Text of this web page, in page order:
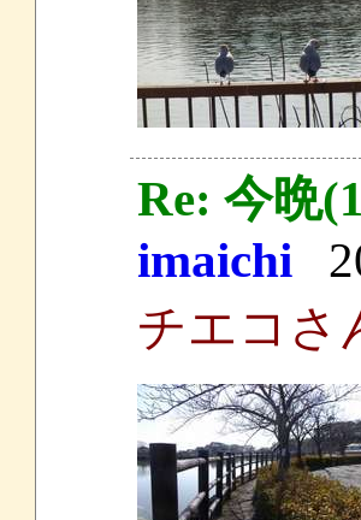
Re: 今晩
imaichi
チエコさ